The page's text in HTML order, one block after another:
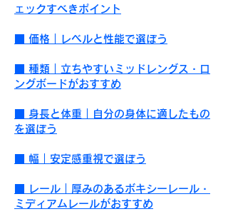
ェックすべきポイント
価格｜レベルと性能で選ぼう
種類｜立ちやすいミッドレングス・ロ
ングボードがおすすめ
身長と体重｜自分の身体に適したもの
を選ぼう
■ 幅｜安定感重視で選ぼう
■ レール｜厚みのあるボキシーレール・
ミディアムレールがおすすめ